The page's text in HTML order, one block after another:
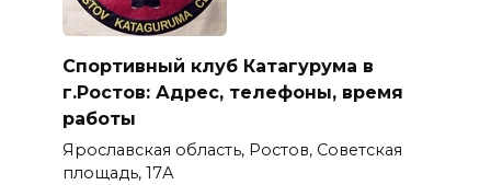
Спортивный клуб Катагурума в
г.Ростов: Адрес, телефоны, время
работы
Ярославская область, Ростов, Советская
площадь, 17А